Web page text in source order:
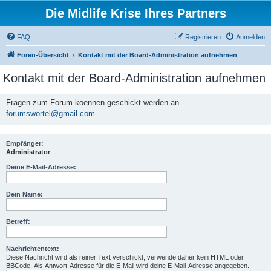
Die Midlife Krise Ihres Partners
FAQ Anmelden
Registrieren
Foren-Übersicht Kontakt mit der Board-Administration aufnehmen
Kontakt mit der Board-Administration aufnehmen
Fragen zum Forum koennen geschickt werden an
forumswortel@gmail.com
Empfänger:
Administrator
Deine E-Mail-Adresse:
Dein Name:
Betreff:
Nachrichtentext:
Diese Nachricht wird als reiner Text verschickt, verwende daher kein HTML oder
BBCode. Als Antwort-Adresse für die E-Mail wird deine E-Mail-Adresse angegeben.